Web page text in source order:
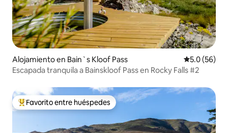
Alojamiento en Bain`s Kloof Pass Calificación
5.0 (56)
Escapada tranquila a Bainskloof Pass en Rocky Falls #2
Favorito entre huéspedes preferido
Favorito entre huéspedes